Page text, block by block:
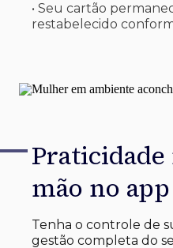
• Seu cartão
restabelecido
mão no
Tenha o controle de
gestão completa do